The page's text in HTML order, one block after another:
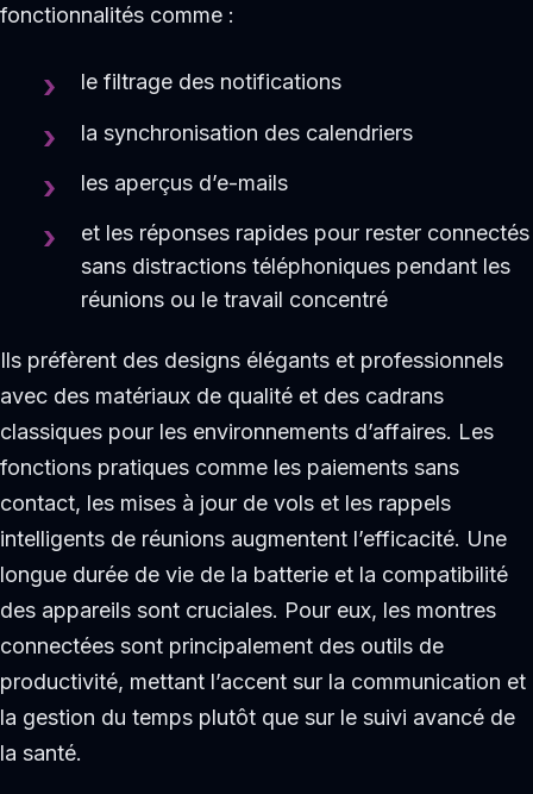
fonctionnalités comme :
le filtrage des notifications
la synchronisation des calendriers
les aperçus d’e-mails
et les réponses rapides pour rester connectés
sans distractions téléphoniques pendant les
réunions ou le travail concentré
Ils préfèrent des designs élégants et professionnels
avec des matériaux de qualité et des cadrans
classiques pour les environnements d’affaires. Les
fonctions pratiques comme les paiements sans
contact, les mises à jour de vols et les rappels
intelligents de réunions augmentent l’efficacité. Une
longue durée de vie de la batterie et la compatibilité
des appareils sont cruciales. Pour eux, les montres
connectées sont principalement des outils de
productivité, mettant l’accent sur la communication et
la gestion du temps plutôt que sur le suivi avancé de
la santé.